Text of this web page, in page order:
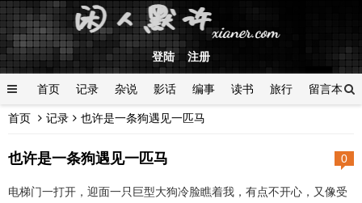
登陆 注册
首页 记录 杂说 影话 编事 读书 旅行 留言本
登陆
首页 记录 也许是一条狗遇见一匹马
0
也许是一条狗遇见一匹马
电梯门一打开，迎面一只巨型大狗冷脸瞧着我，有点不开心，又像受